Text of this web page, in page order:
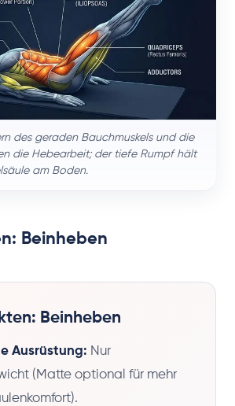
des geraden Bauchmuskels und die
die Hebearbeit; der tiefe Rumpf hält
am Boden.
Beinheben
Beinheben
Ausrüstung: Nur
(Matte optional für mehr